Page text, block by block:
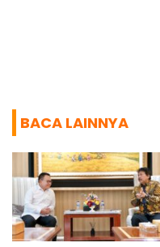
BACA LAINNYA